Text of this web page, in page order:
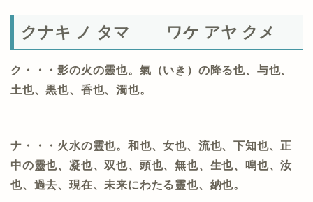
クナキ ノ タマ ワケ アヤ クメ
ク・・・影の火の靈也。氣（いき）の降る也、与也、
土也、黒也、香也、濁也。
ナ・・・火水の靈也。和也、女也、流也、下知也、正
中の靈也、凝也、双也、頭也、無也、生也、鳴也、汝
也、過去、現在、未来にわたる靈也、納也。